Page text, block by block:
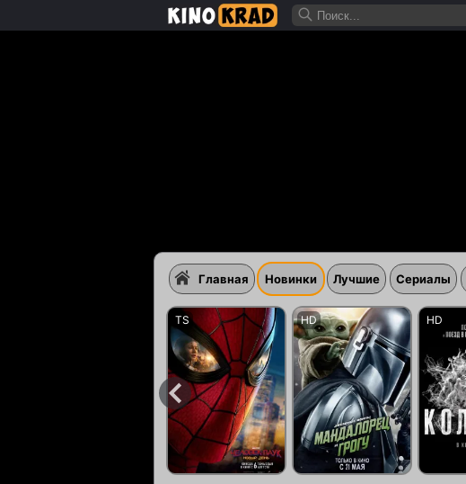
Главная Новинки Лучшие Сериалы